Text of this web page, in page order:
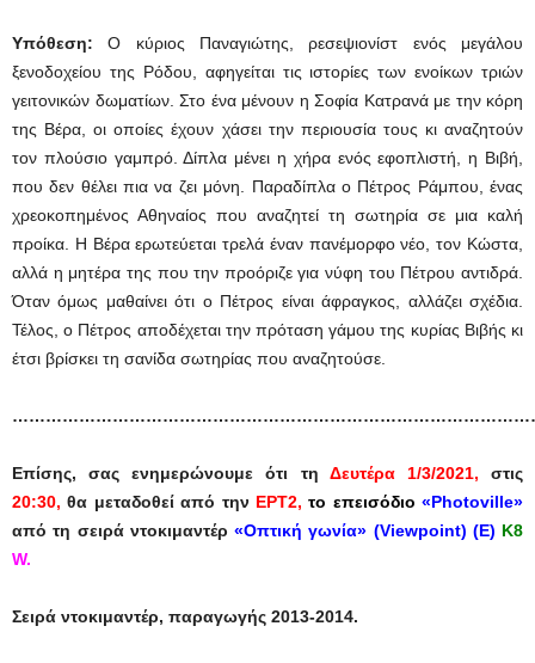
Υπόθεση: Ο κύριος Παναγιώτης, ρεσεψιονίστ ενός μεγάλου
ξενοδοχείου της Ρόδου, αφηγείται τις ιστορίες των ενοίκων τριών
γειτονικών δωματίων. Στο ένα μένουν η Σοφία Κατρανά με την κόρη
της Βέρα, οι οποίες έχουν χάσει την περιουσία τους κι αναζητούν
τον πλούσιο γαμπρό. Δίπλα μένει η χήρα ενός εφοπλιστή, η Βιβή,
που δεν θέλει πια να ζει μόνη. Παραδίπλα ο Πέτρος Ράμπου, ένας
χρεοκοπημένος Αθηναίος που αναζητεί τη σωτηρία σε μια καλή
προίκα. Η Βέρα ερωτεύεται τρελά έναν πανέμορφο νέο, τον Κώστα,
αλλά η μητέρα της που την προόριζε για νύφη του Πέτρου αντιδρά.
Όταν όμως μαθαίνει ότι ο Πέτρος είναι άφραγκος, αλλάζει σχέδια.
Τέλος, ο Πέτρος αποδέχεται την πρόταση γάμου της κυρίας Βιβής κι
έτσι βρίσκει τη σανίδα σωτηρίας που αναζητούσε.
Επίσης, σας ενημερώνουμεότι τη Δευτέρα 1/3/2021, στις
20:30, θα μεταδοθεί από την ΕΡΤ2,το επεισόδιο «Photoville»
από τη σειρά ντοκιμαντέρ «Οπτική γωνία» (Viewpoint) (Ε) Κ8
W.
Σειρά ντοκιμαντέρ, παραγωγής 2013-2014.